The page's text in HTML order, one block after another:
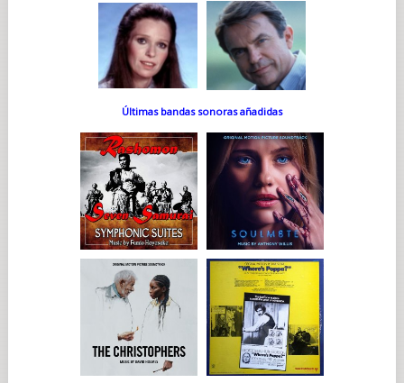
Últimas bandas sonoras añadidas